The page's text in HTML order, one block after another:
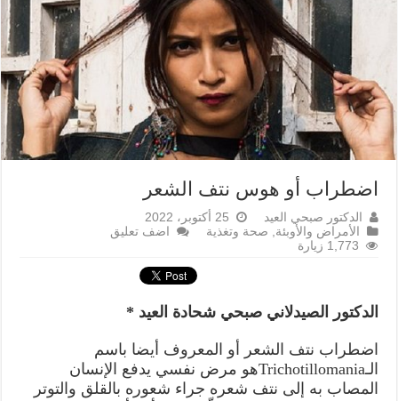
اضطراب أو هوس نتف الشعر
الدكتور صبحي العيد
25 أكتوبر، 2022
الأمراض والأوبئة, صحة وتغذية
اضف تعليق
1,773 زيارة
الدكتور الصيدلاني صبحي شحادة العيد *
اضطراب نتف الشعر أو المعروف أيضا باسم
الـTrichotillomaniaهو مرض نفسي يدفع الإنسان
المصاب به إلى نتف شعره جراء شعوره بالقلق والتوتر